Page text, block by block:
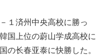
１済州中央高校に勝っ
国上位の蔚山学成高校に
长春亚泰に快勝した。